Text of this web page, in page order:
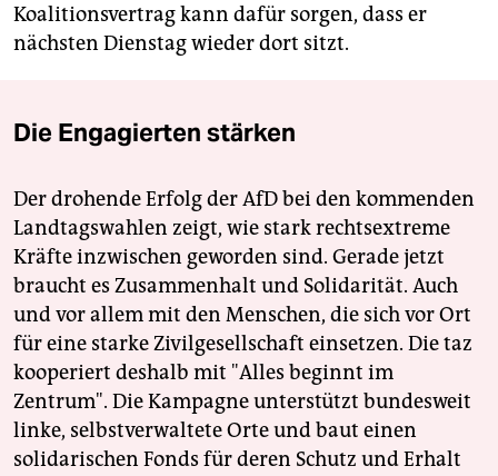
Koalitionsvertrag kann dafür sorgen, dass er
nächsten Dienstag wieder dort sitzt.
Die Engagierten stärken
Der drohende Erfolg der AfD bei den kommenden
Landtagswahlen zeigt, wie stark rechtsextreme
Kräfte inzwischen geworden sind. Gerade jetzt
braucht es Zusammenhalt und Solidarität. Auch
und vor allem mit den Menschen, die sich vor Ort
für eine starke Zivilgesellschaft einsetzen. Die taz
kooperiert deshalb mit "Alles beginnt im
Zentrum". Die Kampagne unterstützt bundesweit
linke, selbstverwaltete Orte und baut einen
solidarischen Fonds für deren Schutz und Erhalt